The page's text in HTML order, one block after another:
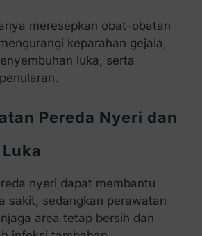
meresepkan obat-obatan
keparahan gejala,
luka, serta
Pereda Nyeri dan
nyeri dapat membantu
sakit, sedangkan perawatan
area tetap bersih dan